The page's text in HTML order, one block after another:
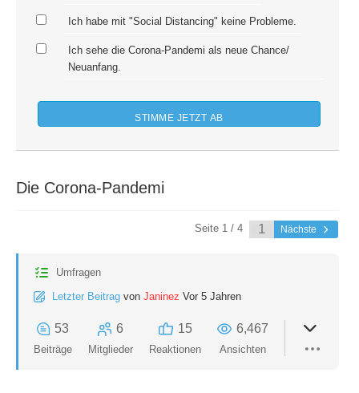
Ich habe mit "Social Distancing" keine Probleme.
Ich sehe die Corona-Pandemi als neue Chance/
Neuanfang.
Die Corona-Pandemi
Seite 1 / 4 Nächste
Umfragen
Letzter Beitrag von Janinez Vor 5 Jahren
53
Beiträge
6
Mitglieder
15
Reaktionen
6,467
Ansichten